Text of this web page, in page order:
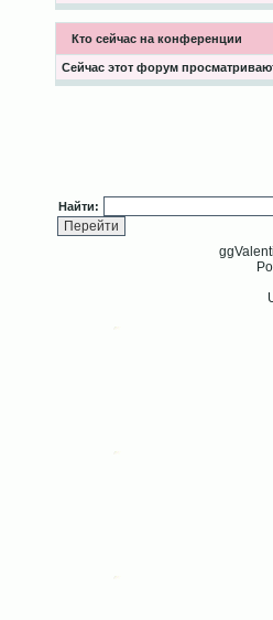
Кто сейчас на конференции
Сейчас этот форум
Найти: